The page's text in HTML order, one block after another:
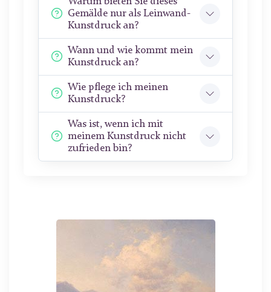
Gemälde nur als Leinwand-
Kunstdruck an?
Wann und wie kommt mein
Kunstdruck an?
Wie pflege ich meinen
Kunstdruck?
Was ist, wenn ich mit
meinem Kunstdruck nicht
zufrieden bin?